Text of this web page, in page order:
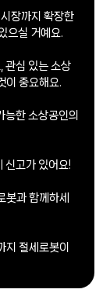
장까지 확장한
으실 거예요.
관심 있는 소상
이 중요해요.
능한 소상공인의
신고가 있어요!
과 함께하세
지 절세로봇이